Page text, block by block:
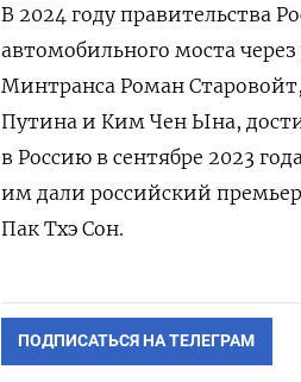
В 2024 году правительства
автомобильного моста
Минтранса Роман
Путина и Ким Чен Ына,
в Россию в сентябре 2023
им дали российский
Пак Тхэ Сон.
ПОДПИСАТЬСЯ НА ТЕЛЕГРАМ